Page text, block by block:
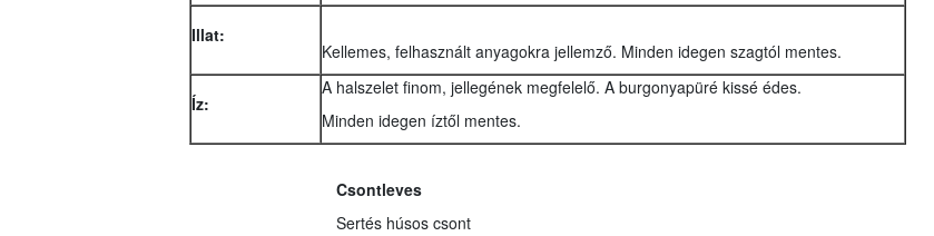
Illat:
Kellemes, felhasznált anyagokra jellemző. Minden idegen szagtól mentes.
Íz:
A halszelet finom, jellegének megfelelő. A burgonyapüré kissé édes.
Minden idegen íztől mentes.
Csontleves
Sertés húsos csont